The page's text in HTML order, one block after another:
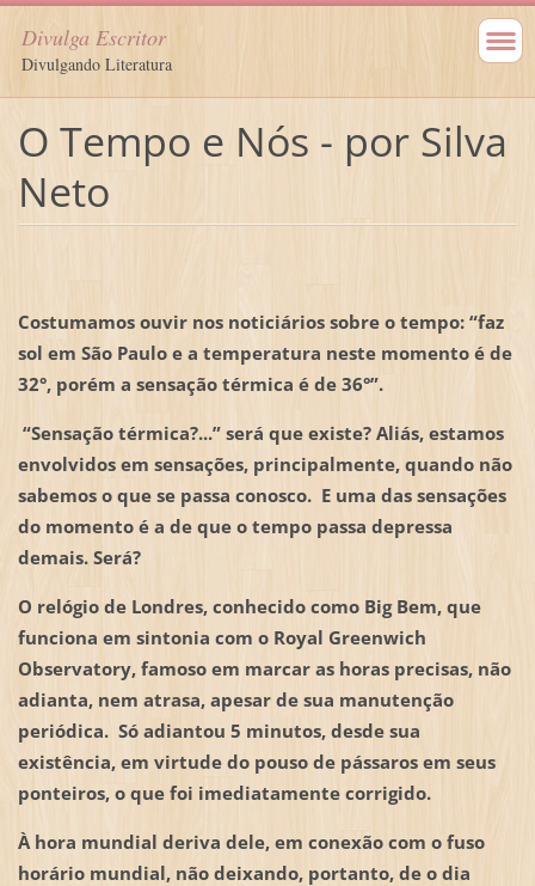
Divulga Escritor
Divulgando Literatura
O Tempo e Nós - por Silva
Neto
Costumamos ouvir nos noticiários sobre o tempo: “faz
sol em São Paulo e a temperatura neste momento é de
32°, porém a sensação térmica é de 36°”.
“Sensação térmica?...” será que existe? Aliás, estamos
envolvidos em sensações, principalmente, quando não
sabemos o que se passa conosco. E uma das sensações
do momento é a de que o tempo passa depressa
demais. Será?
O relógio de Londres, conhecido como Big Bem,que
funciona em sintonia com o Royal Greenwich
Observatory, famoso em marcar as horas precisas, não
adianta, nem atrasa, apesar de sua manutenção
periódica. Só adiantou 5 minutos, desde sua
existência, em virtude do pouso de pássaros em seus
ponteiros, o que foi imediatamente corrigido.
À hora mundial deriva dele, em conexão com o fuso
horário mundial, não deixando, portanto, de o dia